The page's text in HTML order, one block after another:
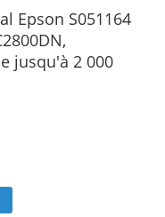
Epson S051164
jusqu'à 2 000